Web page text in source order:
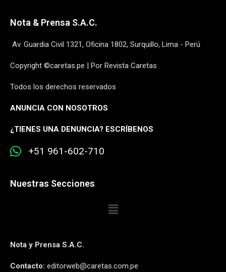
Nota & Prensa S.A.C.
Av. Guardia Civil 1321, Oficina 1802, Surquillo, Lima - Perú
Copyright ©caretas.pe | Por Revista Caretas
Todos los derechos reservados
ANUNCIA CON NOSOTROS
¿TIENES UNA DENUNCIA? ESCRÍBENOS
+51 961-602-710
Nuestras Secciones
Nota y Prensa S.A.C.
Contacto: editorweb@caretas.com.pe